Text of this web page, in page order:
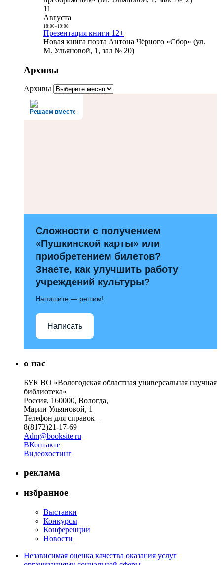
11
Августа
18:00- 19:00
Презентация книги 12+
Новая книга поэта Антона Чёрного «Сбор» (ул.
М. Ульяновой, 1, зал № 20)
Архивы
Архивы
Решаем вместе
Сложности с получением
«Пушкинской карты» или
приобретением билетов?
Знаете, как улучшить работу
учреждений культуры?
Напишите — решим!
Написать
о нас
БУК ВО «Вологодская областная универсальная научная
библиотека»
Россия, 160000, Вологда,
Марии Ульяновой, 1
Телефон для справок –
8(8172)21-17-69
Adm@booksite.ru
ВКонтакте
Видеохостинг
реклама
избранное
Выставки
Конкурсы
Конференции
Новости
Независимая оценка качества оказания услуг